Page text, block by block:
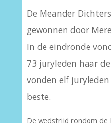
De Meander
gewonnen door
In de eindronde
73 juryleden haar
vonden elf
beste.
De wedstrijd rondom de